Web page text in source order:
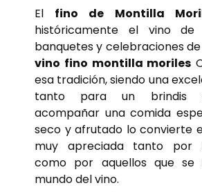
El fino de Montilla
históricamente el vino de
banquetes y celebraciones
vino fino montilla moriles
esa tradición, siendo una
tanto para un brindis
acompañar una comida
seco y afrutado lo convierte
muy apreciada tanto por
como por aquellos que se
mundo del vino.